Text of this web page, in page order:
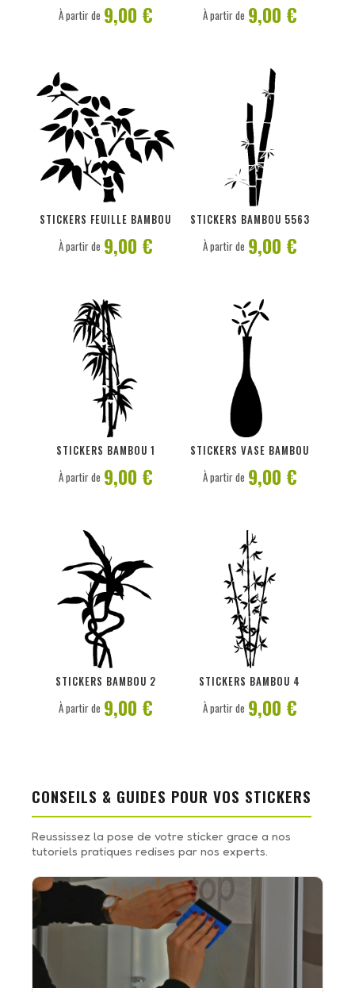
À partir de 9,00 € À partir de 9,00 €
STICKERS FEUILLE BAMBOU
PERSONNALISER
À partir de 9,00 €
STICKERS BAMBOU 5563
PERSONNALISER
À partir de 9,00 €
STICKERS BAMBOU 1
PERSONNALISER
À partir de 9,00 €
STICKERS VASE BAMBOU
PERSONNALISER
À partir de 9,00 €
STICKERS BAMBOU 2
PERSONNALISER
À partir de 9,00 €
STICKERS BAMBOU 4
PERSONNALISER
À partir de 9,00 €
CONSEILS & GUIDES POUR VOS STICKERS
Reussissez la pose de votre sticker grace a nos
tutoriels pratiques redises par nos experts.